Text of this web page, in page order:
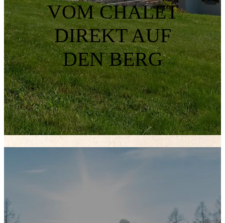
VOM CHALET
DIREKT AUF
DEN BERG